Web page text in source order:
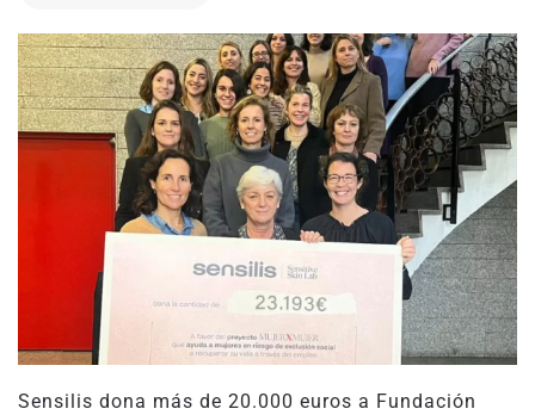
Sensilis dona más de 20.000 euros a Fundación